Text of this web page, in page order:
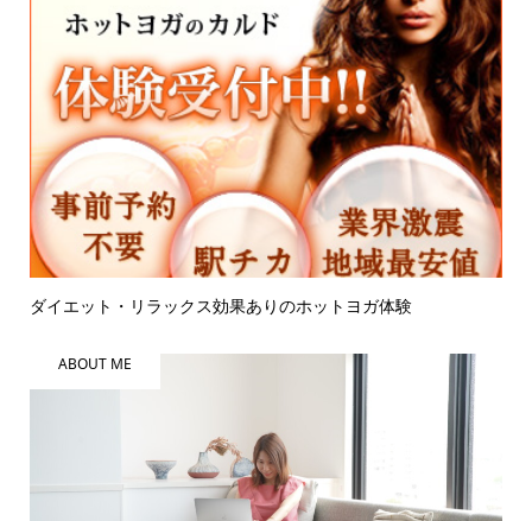
ダイエット・リラックス効果ありのホットヨガ体験
ABOUT ME